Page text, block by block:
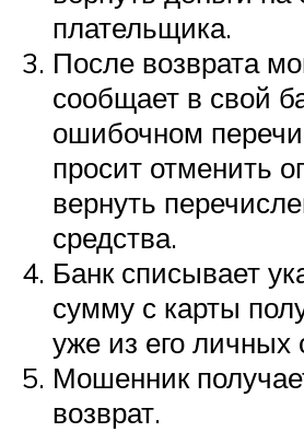
плательщика.
После возврата
сообщает в свой
ошибочном
просит отменить
вернуть
средства.
Банк списывает
сумму с карты
уже из его личных
Мошенник
возврат.